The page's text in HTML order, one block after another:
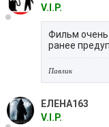
V.I.P.
Фильм очень
ранее
Павлик
ЕЛЕНА163
V.I.P.